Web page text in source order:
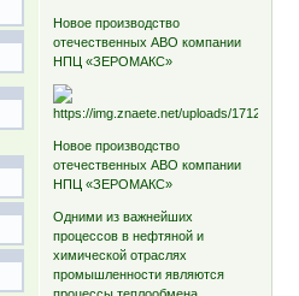
Новое производство
отечественных АВО компании
НПЦ «ЗЕРОМАКС»
Новое производство
отечественных АВО компании
НПЦ «ЗЕРОМАКС»
Одними из важнейших
процессов в нефтяной и
химической отраслях
промышленности являются